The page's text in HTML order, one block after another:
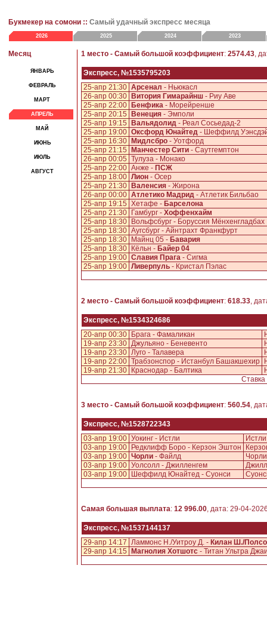
Букмекер на сомони :: Самый удачный экспресс месяца
2026 2025 2024 2023
Месяц
ЯНВАРЬ
ФЕВРАЛЬ
МАРТ
АПРЕЛЬ
МАЙ
ИЮНЬ
ИЮЛЬ
АВГУСТ
1 место - Самый большой коэффициент: 2574.43,
Экспресс, №1535795203
25-апр 21:30 Арсенал - Ньюкасл
26-апр 00:30
Витория Гимарайнш - Риу Аве
25-апр 22:00
Бенфика - Морейренше
25-апр 20:15
Венеция - Эмполи
25-апр 19:15
Вальядолид - Реал Сосьедад-2
25-апр 19:00 Оксфорд Юнайтед - Шеффилд
25-апр 16:30
Мидлсбро - Уотфорд
25-апр 21:15
Манчестер Сити - Саутгемптон
26-апр 00:05 Тулуза - Монако
25-апр 22:00 Анже - ПСЖ
25-апр 18:00 Лион - Осер
25-апр 21:30
Валенсия - Жирона
26-апр 00:00 Атлетико Мадрид - Атлетик Бильбао
25-апр 19:15 Хетафе - Барселона
25-апр 21:30
Гамбург - Хоффенхайм
25-апр 18:30
Вольфсбург - Боруссия Мёнхенгладбах
25-апр 18:30 Аугсбург - Айнтрахт Франкфурт
25-апр 18:30
Майнц 05 - Бавария
25-апр 18:30
Кёльн - Байер 04
25-апр 19:00 Славия Прага - Сигма
25-апр 19:00 Ливерпуль - Кристал Пэлас
2 место - Самый большой коэффициент: 618.33,
Экспресс, №1534324686
20-апр 00:30
Брага - Фамаликан
19-апр 23:30 Джульяно - Беневенто
19-апр 23:30 Луго - Талавера
19-апр 22:00 Трабзонспор - Истанбул Башакшехир
19-апр 21:30
Краснодар - Балтика
3 место - Самый большой коэффициент: 560.54,
Экспресс, №1528722343
03-апр 19:00 Уокинг - Истли
03-апр 19:00
Редклифф Боро - Керзон Эштон
03-апр 19:00 Чорли - Файлд
03-апр 19:00 Уолсолл - Джилленгем
03-апр 19:00
Шеффилд Юнайтед - Суонси
Самая большая выплата: 12 996.00, дата: 29-04-
Экспресс, №1537144137
29-апр 14:17 Ламмонс Н./Уитроу Д. - Килан Ш./
29-апр 14:15
Магнолия Хотшотс - Титан Ультра